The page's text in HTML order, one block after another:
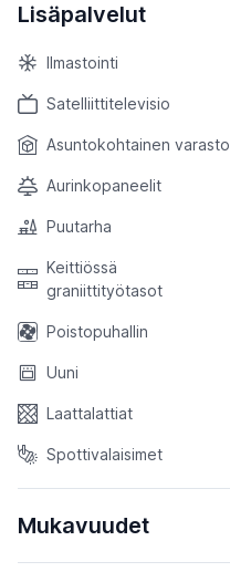
Lisäpalvelut
Ilmastointi
Satelliittitelevisio
Asuntokohtainen varasto
Aurinkopaneelit
Puutarha
Keittiössä
graniittityötasot
Poistopuhallin
Uuni
Laattalattiat
Spottivalaisimet
Mukavuudet